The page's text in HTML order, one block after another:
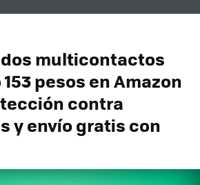
multicontactos
pesos en Amazon
contra
y envío gratis con